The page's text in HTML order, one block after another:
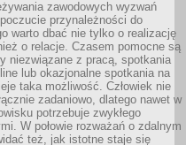
zawodowych wyzwań
przynależności do
warto dbać nie tylko o realizację
o relacje. Czasem pomocne są
niezwiązane z pracą, spotkania
lub okazjonalne spotkania na
taka możliwość. Człowiek nie
zadaniowo, dlatego nawet w
potrzebuje zwykłego
W połowie rozważań o zdalnym
też, jak istotne staje się